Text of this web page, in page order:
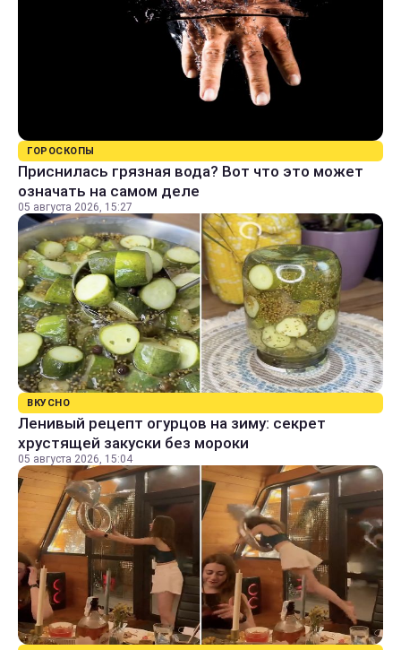
ГОРОСКОПЫ
Приснилась грязная вода? Вот что это может
означать на самом деле
05 августа 2026, 15:27
ВКУСНО
Ленивый рецепт огурцов на зиму: секрет
хрустящей закуски без мороки
05 августа 2026, 15:04